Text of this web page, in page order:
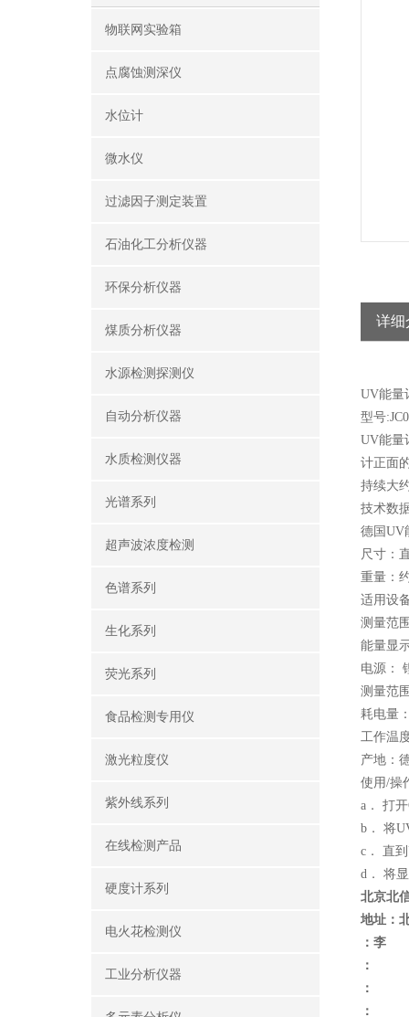
物联网实验箱
点腐蚀测深仪
水位计
微水仪
过滤因子测定装置
石油化工分析仪器
环保分析仪器
煤质分析仪器
水源检测探测仪
自动分析仪器
水质检测仪器
光谱系列
超声波浓度检测
色谱系列
生化系列
荧光系列
食品检测专用仪
激光粒度仪
紫外线系列
在线检测产品
硬度计系列
电火花检测仪
工业分析仪器
详细
UV能
型号
UV能量
计正面
持续大
技术数
德国UV
尺寸
重量：
适用
测量
能量显
电源：
测量范
耗电量
工作温
产地：
使用/操
a． 打
b． 将
c． 直
d． 将
北京北
地址：
：李
：
：
：